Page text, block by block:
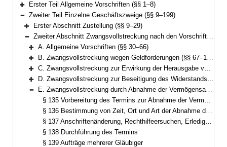
Bereich erweitern
Erster Teil Allgemeine Vorschriften (§§ 1–8)
Bereich reduzieren
Zweiter Teil Einzelne Geschäftszweige (§§ 9–199)
Bereich erweitern
Erster Abschnitt Zustellung (§§ 9–29)
Bereich reduzieren
Zweiter Abschnitt Zwangsvollstreckung nach den Vorschriften der ZPO (§§ 30–155)
Bereich erweitern
A. Allgemeine Vorschriften (§§ 30–66)
Bereich erweitern
B. Zwangsvollstreckung wegen Geldforderungen (§§ 67–126)
Bereich erweitern
C. Zwangsvollstreckung zur Erwirkung der Herausgabe von Sachen (§§ 127–132)
Bereich erweitern
D. Zwangsvollstreckung zur Beseitigung des Widerstands des Schuldners gegen Handlungen, die er nach den §§ 887, 890 ZPO zu dulden hat, oder zur Beseitigung von Zuwiderhandlungen des Schuldners gegen eine Unterlassungsverpflichtung aus einer Anordnung nach § 1 GewSchG (§ 96 FamFG) (§§ 133–134)
Bereich reduzieren
E. Zwangsvollstreckung durch Abnahme der Vermögensauskunft gemäß § 802c, der eidesstattlichen Versicherung gemäß § 836 Absatz 3 oder § 883 Absatz 2 ZPO oder § 94 FamFG und durch Haft; Vorführung von Parteien und Zeugen (§§ 135–151)
§ 135 Vorbereitung des Termins zur Abnahme der Vermögensauskunft
§ 136 Bestimmung von Zeit, Ort und Art der Abnahme der Vermögensauskunft, Ladung zum Termin, Behandlung des Auftrags
§ 137 Anschriftenänderung, Rechthilfeersuchen, Erledigung des Rechtshilfeersuchens
§ 138 Durchführung des Termins
§ 139 Aufträge mehrerer Gläubiger